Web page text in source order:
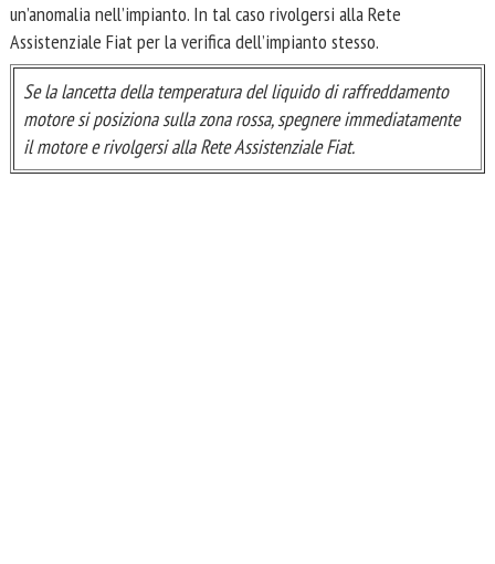
un’anomalia nell’impianto. In tal caso rivolgersi alla Rete
Assistenziale Fiat per la verifica dell’impianto stesso.
Se la lancetta della temperatura del liquido di raffreddamento
motore si posiziona sulla zona rossa, spegnere immediatamente
il motore e rivolgersi alla Rete Assistenziale Fiat.